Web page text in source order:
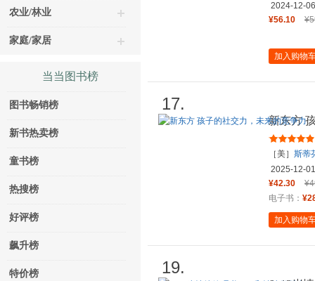
农业/林业
家庭/家居
当当图书榜
图书畅销榜
新书热卖榜
童书榜
热搜榜
好评榜
飙升榜
特价榜
2024-12-06
¥56.10
加入购物
17.
新东方
［美］ 斯蒂
2025-12-01
¥42.30
电子书：
加入购物
19.